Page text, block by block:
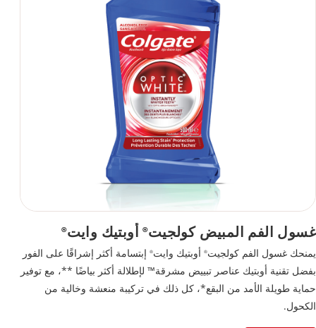
غسول الفم المبيض كولجيت®أوبتيك وايت®
يمنحك غسول الفم كولجيت® أوبتيك وايت® إبتسامة أكثر إشراقًا على الفور
بفضل تقنية أوبتيك عناصر تبييض مشرقة™ لإطلالة أكثر بياضًا **، مع توفير
حماية طويلة الأمد من البقع*، كل ذلك في تركيبة منعشة وخالية من
الكحول.